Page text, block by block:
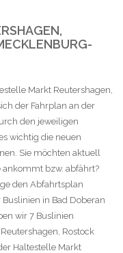
Markt Reutershagen,
der Fahrplan an der
den jeweiligen
wichtig die neuen
Sie möchten aktuell
ankommt bzw. abfährt?
den Abfahrtsplan
in Bad Doberan
wir 7 Buslinien
Rostock
Haltestelle Markt